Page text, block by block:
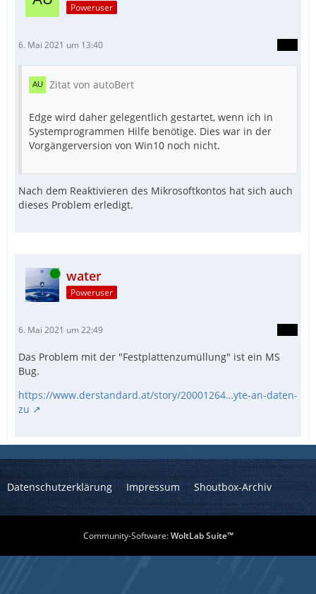
Poweruser
6. Mai 2021 um 13:40
Zitat von autoBert
Edge wird daher gelegentlich gestartet, wenn ich in
Systemprogrammen Hilfe benötige. Dies war in der
Vorgängerversion von Win10 noch nicht.
Nach dem Reaktivieren des Mikrosoftkontos hat sich auch
dieses Problem erledigt.
Online water
Poweruser
6. Mai 2021 um 22:49
Das Problem mit der "Festplattenzumüllung" ist ein MS
Bug.
https://www.derstandard.at/story/20001264…yte-an-daten-
zu
Datenschutzerklärung Impressum Shoutbox-Archiv
Community-Software:WoltLab Suite™